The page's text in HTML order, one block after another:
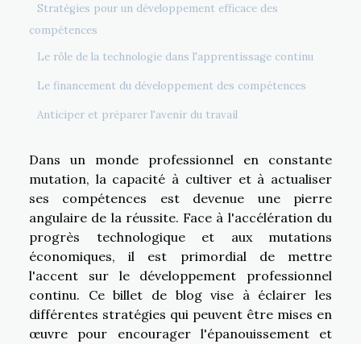
Stratégies pour un développement efficace des
compétences
Le rôle de la technologie dans l'apprentissage continu
Le financement du développement des compétences
Anticiper et préparer l'avenir du travail
Dans un monde professionnel en constante
mutation, la capacité à cultiver et à actualiser
ses compétences est devenue une pierre
angulaire de la réussite. Face à l'accélération du
progrès technologique et aux mutations
économiques, il est primordial de mettre
l'accent sur le développement professionnel
continu. Ce billet de blog vise à éclairer les
différentes stratégies qui peuvent être mises en
œuvre pour encourager l'épanouissement et